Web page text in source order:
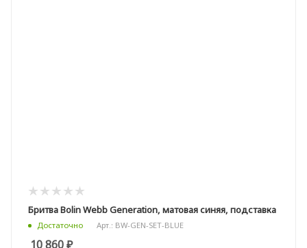
Бритва Bolin Webb Generation, матовая синяя, подставка
Достаточно Арт.: BW-GEN-SET-BLUE
10 860₽